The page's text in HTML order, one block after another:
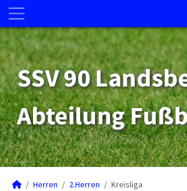
SSV 90
Abteilung
Herren 2.Herren Kreisliga